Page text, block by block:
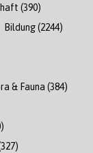
(390)
Bildung(2244)
& Fauna (384)